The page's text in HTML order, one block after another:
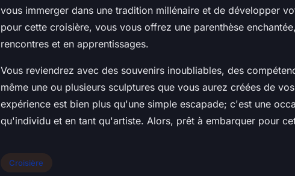
vous immerger dans une tradition millénaire et de développer
pour cette croisière, vous vous offrez une parenthèse
rencontres et en apprentissages.
Vous reviendrez avec des souvenirs inoubliables, des
même une ou plusieurs sculptures que vous aurez créées de
expérience est bien plus qu'une simple escapade; c'est une
qu'individu et en tant qu'artiste. Alors, prêt à embarquer pour
Croisière